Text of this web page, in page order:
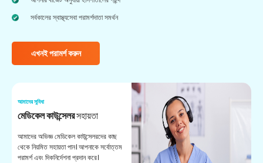
সর্বকালের স্বাস্থ্যসেবা পরামর্শদাতা সমর্থন
এখনই পরামর্শ করুন
আমাদের সুবিধা
মেডিকেল কাউন্সেলরসহায়তা
আমাদের অভিজ্ঞ মেডিকেল কাউন্সেলরদের কাছ
থেকে নিয়মিত সহায়তা পান। আপনাকে সর্বোত্তম
পরামর্শ এবং দিকনির্দেশনা প্রদান করে।